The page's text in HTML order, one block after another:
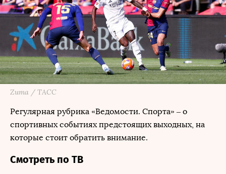
Zuma / ТАСС
Регулярная рубрика «Ведомости. Спорта» – о
спортивных событиях предстоящих выходных, на
которые стоит обратить внимание.
Смотреть по ТВ